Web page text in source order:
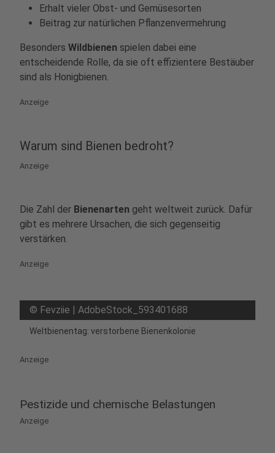
Erhalt vieler Obst- und Gemüsesorten
Beitrag zur natürlichen Pflanzenvermehrung
Besonders Wildbienen spielen dabei eine
entscheidende Rolle, da sie oft effizientere Bestäuber
sind als Honigbienen.
Anzeige
Warum sind Bienen bedroht?
Anzeige
Die Zahl der Bienenarten geht weltweit zurück. Dafür
gibt es mehrere Ursachen, die sich gegenseitig
verstärken.
Anzeige
© Fevziie | AdobeStock_593401688
Weltbienentag: verstorbene Bienenkolonie
Anzeige
Pestizide und chemische Belastungen
Anzeige